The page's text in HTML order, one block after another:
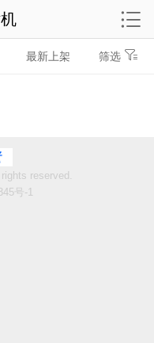
最新上架 筛选
reserved.
号-1